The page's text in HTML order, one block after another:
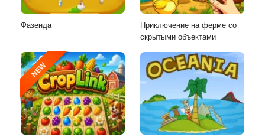
Фазенда
Приключение на ферме со
скрытыми объектами
NEW